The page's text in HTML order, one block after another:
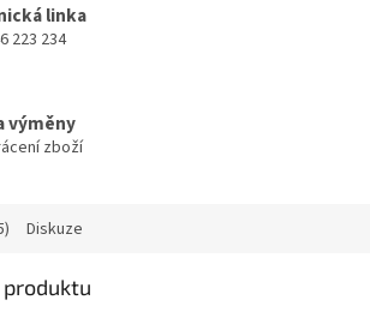
linka
223 234
výměny
zboží
Diskuze